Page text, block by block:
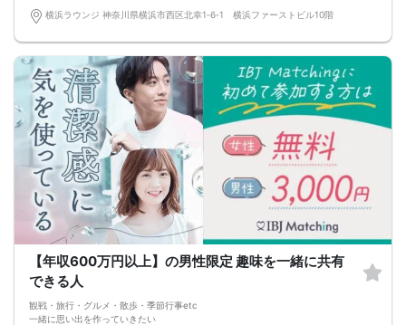
横浜ラウンジ 神奈川県横浜市西区北幸1‐6‐1 横浜ファーストビル10階
【年収600万円以上】の男性限定 趣味を一緒に共有
できる人
観戦・旅行・グルメ・散歩・季節行事etc
一緒に思い出を作っていきたい